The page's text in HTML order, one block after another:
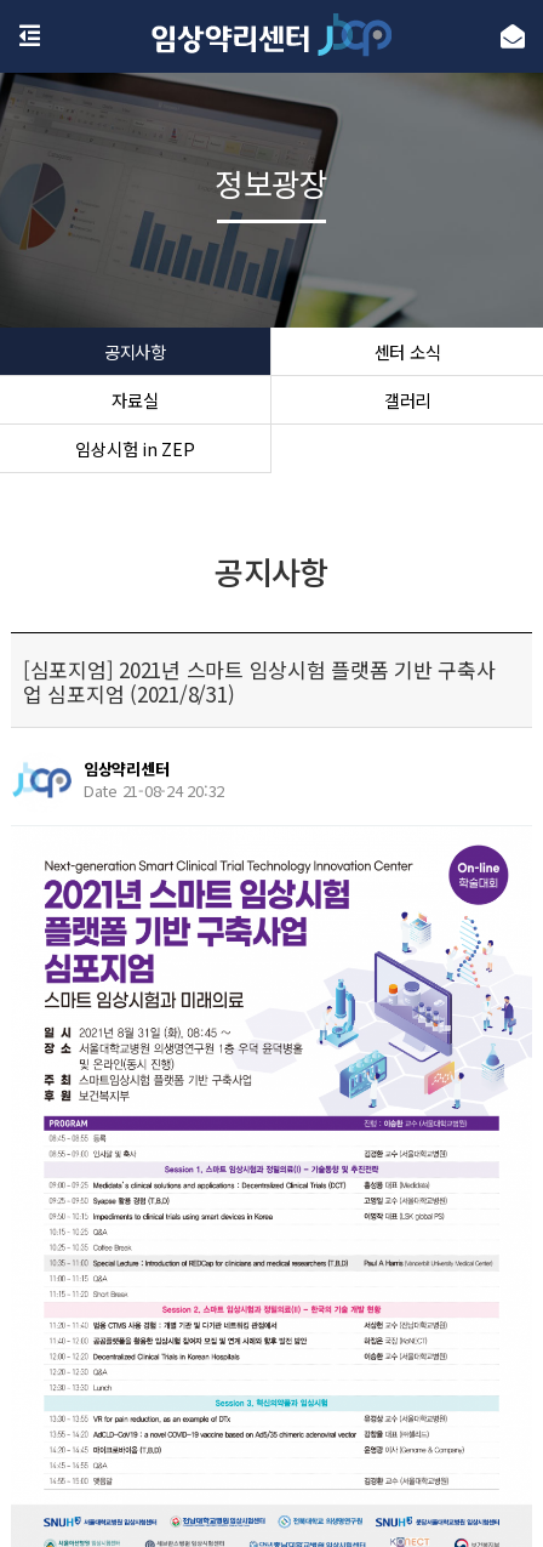
공지사항
센터 소식
자료실
갤러리
임상시험 in ZEP
정보광장
공지사항
[심포지엄] 2021년 스마트 임상시험 플랫폼 기반 구축사
업 심포지엄 (2021/8/31)
임상약리센터
Date 21-08-24 20:32